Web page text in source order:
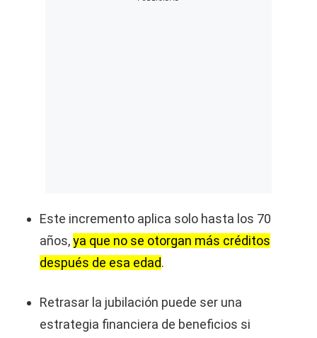
Este incremento aplica solo hasta los 70
años,ya que no se otorgan más créditos
después de esa edad.
Retrasar la jubilación puede ser una
estrategia financiera de beneficios si